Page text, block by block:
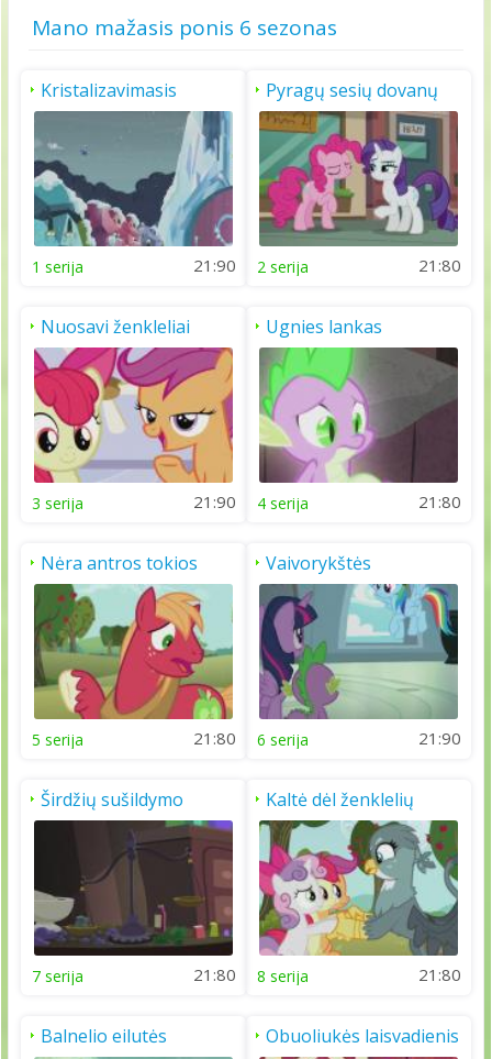
Mano mažasis ponis 6 sezonas
Kristalizavimasis
1 serija 21:90
Pyragų sesių dovanų
susikeitimo diena
2 serija 21:80
Nuosavi ženkleliai
3 serija 21:90
Ugnies lankas
4 serija 21:80
Nėra antros tokios
5 serija 21:80
Vaivorykštės
pasirodymas
6 serija 21:90
Širdžių sušildymo
šventė
7 serija 21:80
Kaltė dėl ženklelių
8 serija 21:80
Balnelio eilutės
Obuoliukės laisvadienis